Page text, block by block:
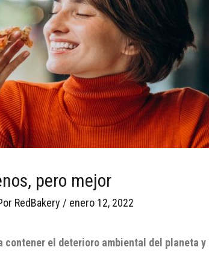
pero mejor
RedBakery / enero 12, 2022
el deterioro ambiental del planeta